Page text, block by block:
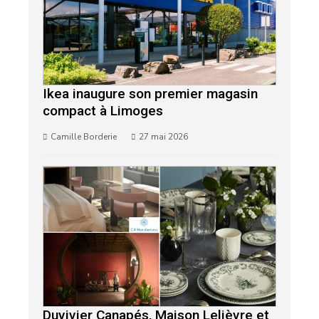
Ikea inaugure son premier magasin
compact à Limoges
Camille Borderie 27 mai 2026
Duvivier Canapés, Maison Lelièvre et